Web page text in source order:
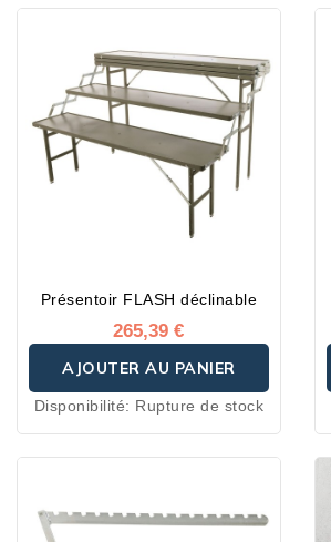
Présentoir FLASH déclinable
265,39 €
AJOUTER AU PANIER
Disponibilité: Rupture de stock